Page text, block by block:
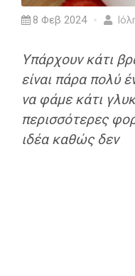
8 Φεβ 2024
Υπάρχουν κάτι
είναι πάρα πολύ
να φάμε κάτι
περισσότερες
ιδέα καθώς δεν